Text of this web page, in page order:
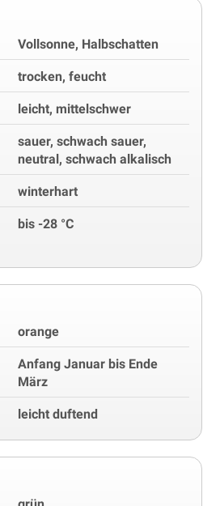
Vollsonne, Halbschatten
trocken, feucht
leicht, mittelschwer
sauer, schwach sauer,
neutral, schwach alkalisch
winterhart
bis -28 °C
orange
Anfang Januar bis Ende
März
leicht duftend